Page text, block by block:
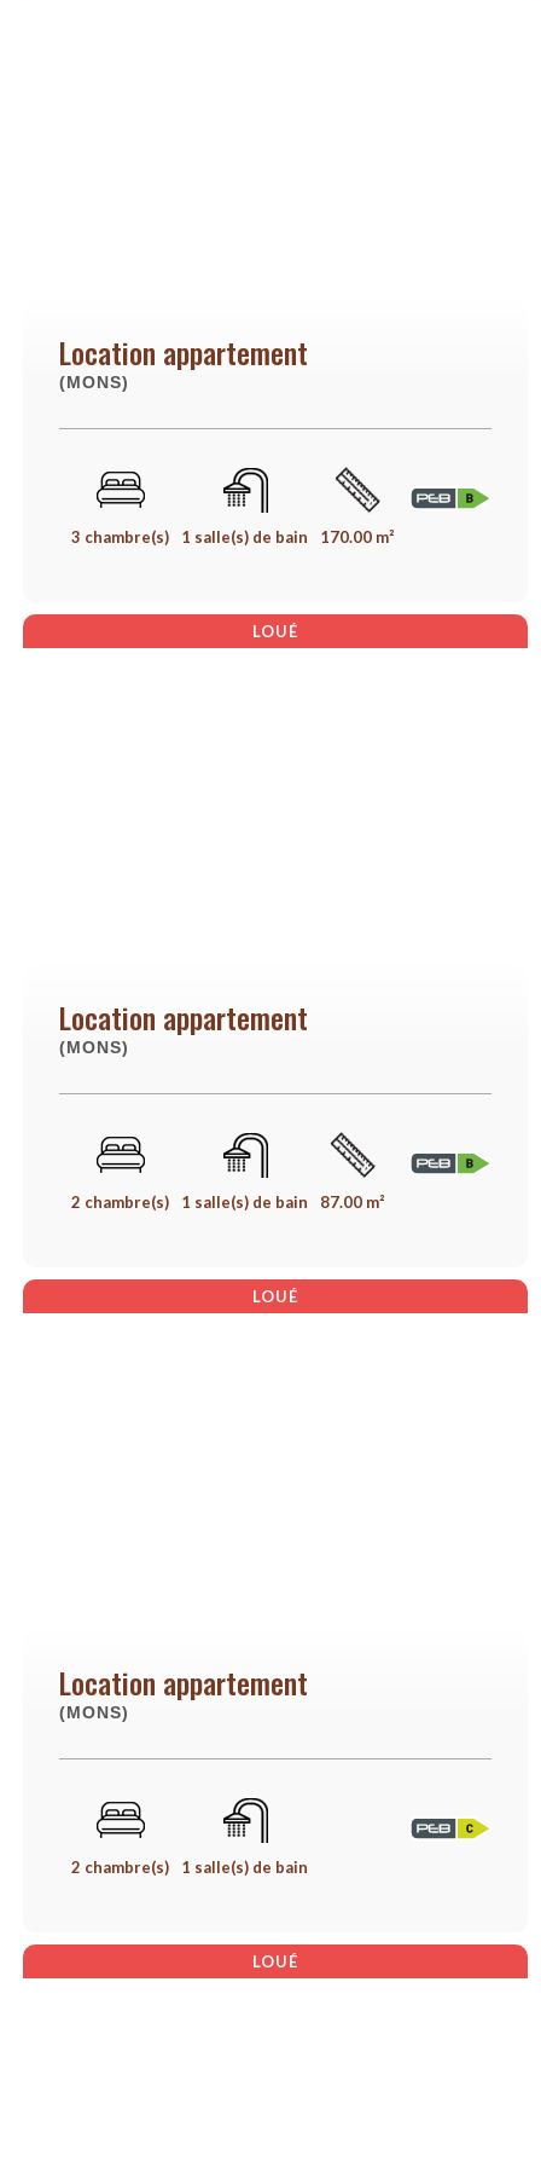
Location appartement
(MONS)
3 chambre(s) 1 salle(s) de bain 170.00 m²
LOUÉ
Location appartement
(MONS)
2 chambre(s) 1 salle(s) de bain 87.00 m²
LOUÉ
Location appartement
(MONS)
2 chambre(s) 1 salle(s) de bain
LOUÉ